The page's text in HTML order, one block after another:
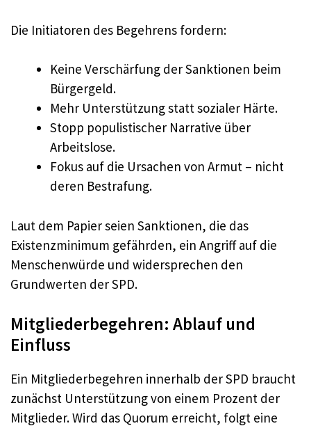
Die Initiatoren des Begehrens fordern:
Keine Verschärfung der Sanktionen beim
Bürgergeld.
Mehr Unterstützung statt sozialer Härte.
Stopp populistischer Narrative über
Arbeitslose.
Fokus auf die Ursachen von Armut – nicht
deren Bestrafung.
Laut dem Papier seien Sanktionen, die das
Existenzminimum gefährden, ein Angriff auf die
Menschenwürde und widersprechen den
Grundwerten der SPD.
Mitgliederbegehren: Ablauf und
Einfluss
Ein Mitgliederbegehren innerhalb der SPD braucht
zunächst Unterstützung von einem Prozent der
Mitglieder. Wird das Quorum erreicht, folgt eine